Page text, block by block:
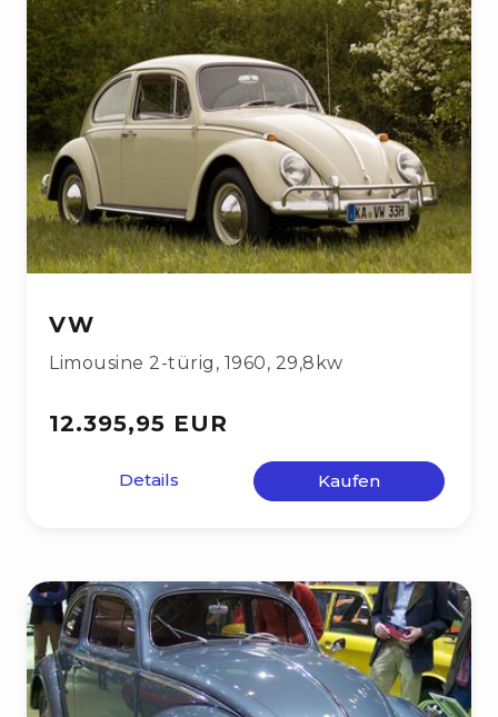
VW
Limousine 2-türig , 1960, 29,8kw
12.395,95 EUR
Details Kaufen